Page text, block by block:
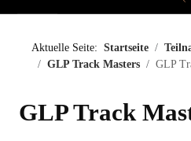
NEWS
STORY
Aktuelle Seite: Startseite
GLP Track Masters
GLP
GLP Track